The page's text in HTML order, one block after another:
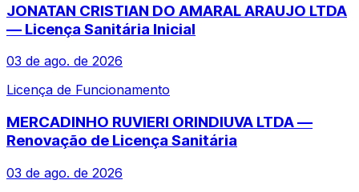
JONATAN CRISTIAN DO AMARAL ARAUJO LTDA
— Licença Sanitária Inicial
03 de ago. de 2026
Licença de Funcionamento
MERCADINHO RUVIERI ORINDIUVA LTDA —
Renovação de Licença Sanitária
03 de ago. de 2026